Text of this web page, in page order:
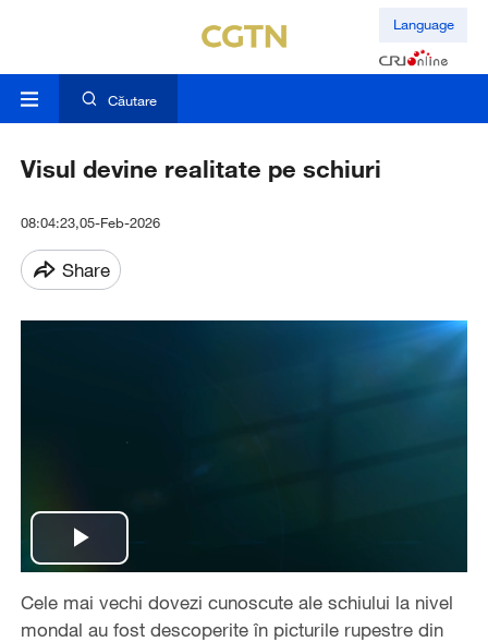
Language
Căutare
Visul devine realitate pe schiuri
08:04:23,05-Feb-2026
Share
Play
Video
Cele mai vechi dovezi cunoscute ale schiului la nivel
mondal au fost descoperite în picturile rupestre din